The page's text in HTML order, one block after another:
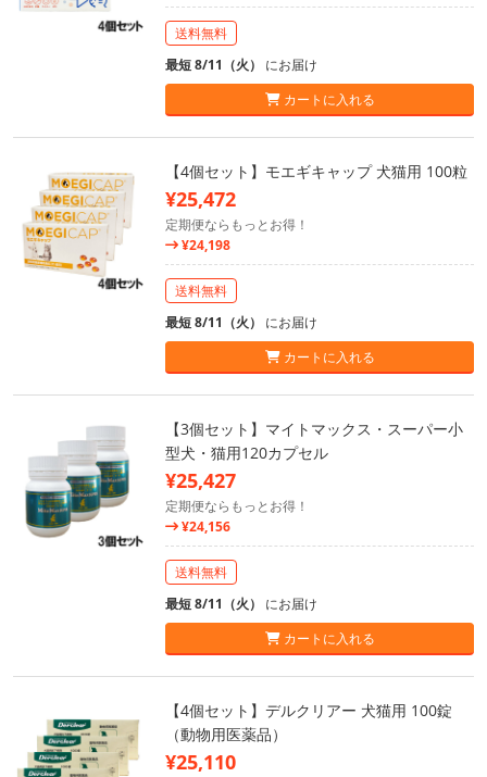
送料無料
最短 8/11（火） にお届け
カートに入れる
【4個セット】モエギキャップ 犬猫用 100粒
¥25,472
定期便ならもっとお得！
¥24,198
送料無料
最短 8/11（火） にお届け
カートに入れる
【3個セット】マイトマックス・スーパー小
型犬・猫用120カプセル
¥25,427
定期便ならもっとお得！
¥24,156
送料無料
最短 8/11（火） にお届け
カートに入れる
【4個セット】デルクリアー 犬猫用 100錠
（動物用医薬品）
¥25,110